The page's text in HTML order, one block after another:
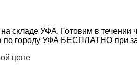
складе УФА. Готовим в течении
по городу УФА БЕСПЛАТНО при
цене